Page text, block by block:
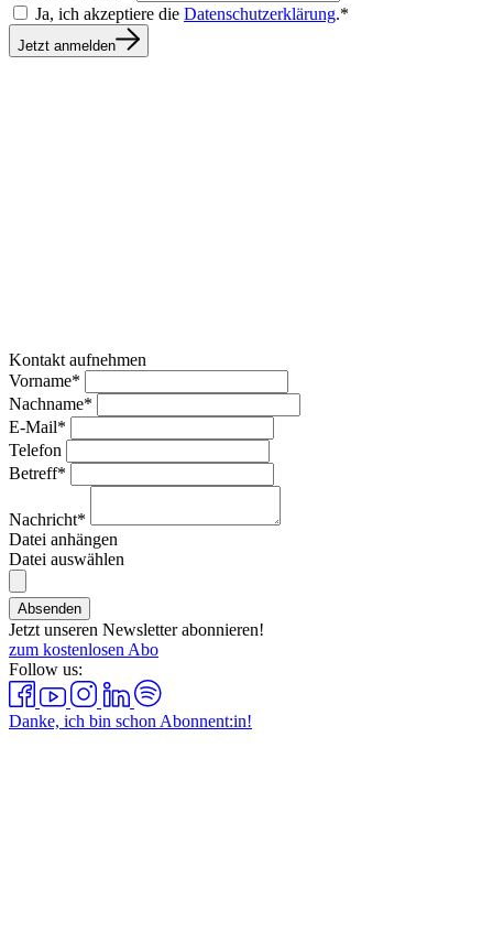
Ja, ich akzeptiere die Datenschutzerklärung.*
Jetzt anmelden
Kontakt aufnehmen
Vorname*
Nachname*
E-Mail*
Telefon
Betreff*
Nachricht*
Datei anhängen
Datei auswählen
Absenden
Jetzt unseren Newsletter abonnieren!
zum kostenlosen Abo
Follow us:
Danke, ich bin schon Abonnent:in!